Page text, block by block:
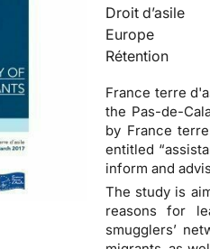
Droit d’asile
Europe
Rétention
France terre
the Pas-de-
by France
entitled
inform and
The study is
reasons for
smugglers’